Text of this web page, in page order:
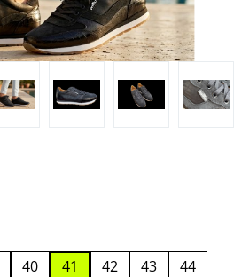
40 41 42 43
44